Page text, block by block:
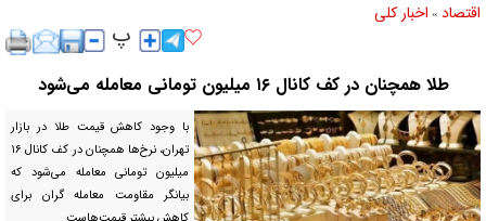
اقتصاد » اخبار کلی
طلا همچنان در کف کانال ۱۶ میلیون تومانی معامله می‌شود
با وجود کاهش قیمت طلا در بازار
تهران، نرخ‌ها همچنان در کف کانال ۱۶
میلیون تومانی معامله می‌شود که
بیانگر مقاومت معامله گران برای